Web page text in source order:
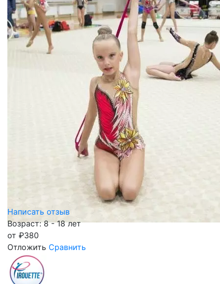
Написать отзыв
Возраст: 8 - 18 лет
от ₽380
Отложить Сравнить